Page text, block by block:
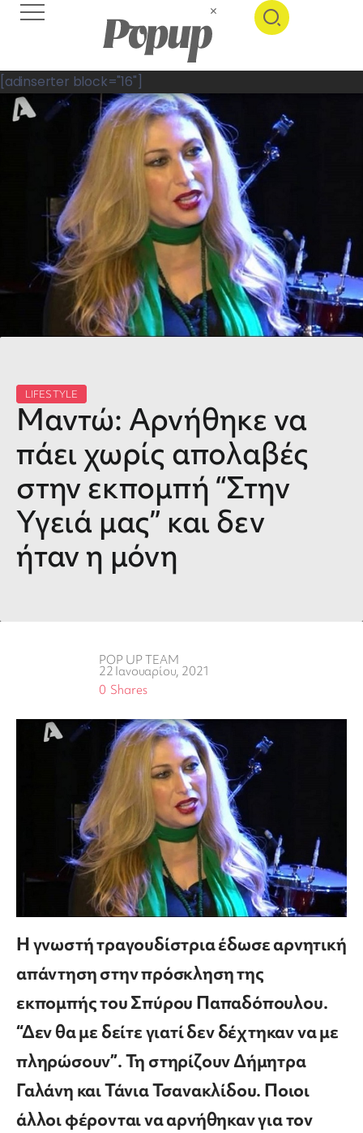
[adinserter block="16"]
LIFESTYLE
Μαντώ: Αρνήθηκε να
πάει χωρίς απολαβές
στην εκπομπή “Στην
Υγειά μας” και δεν
ήταν η μόνη
POP UP TEAM
22 Ιανουαρίου, 2021
Shares
0
Η γνωστή τραγουδίστρια έδωσε αρνητική
απάντηση στην πρόσκληση της
εκπομπής του Σπύρου Παπαδόπουλου.
“Δεν θα με δείτε γιατί δεν δέχτηκαν να με
πληρώσουν”. Τη στηρίζουν Δήμητρα
Γαλάνη και Τάνια Τσανακλίδου. Ποιοι
άλλοι φέρονται να αρνήθηκαν για τον